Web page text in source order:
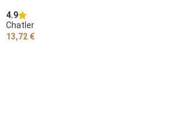
4.9
Chatler
13,72 €